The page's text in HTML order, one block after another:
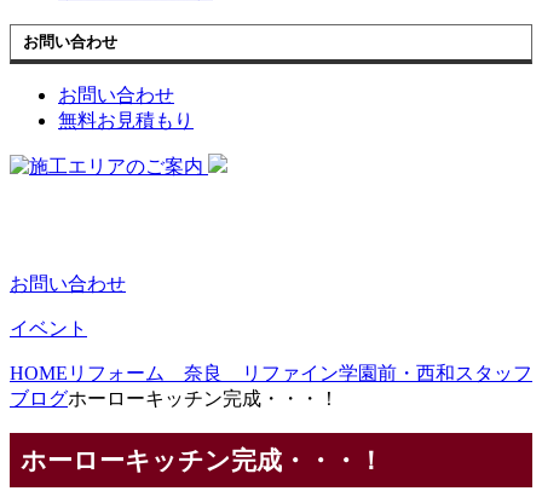
お問い合わせ
お問い合わせ
無料お見積もり
お問い合わせ
イベント
HOME リフォーム 奈良 リファイン学園前・西和スタッフ
ブログホーローキッチン完成・・・！
ホーローキッチン完成・・・！